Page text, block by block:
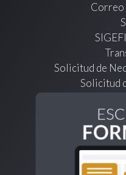
Solicitud de
Solicitud